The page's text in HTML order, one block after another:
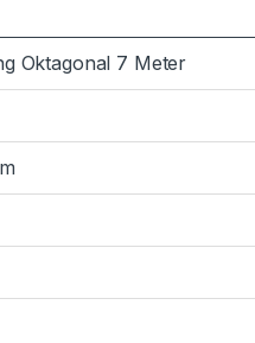
Oktagonal 7 Meter